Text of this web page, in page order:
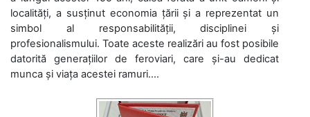
localități, a susținut economia țării și a reprezentat un
simbol al responsabilității, disciplinei și
profesionalismului. Toate aceste realizări au fost posibile
datorită generațiilor de feroviari, care și-au dedicat
munca și viața acestei ramuri....